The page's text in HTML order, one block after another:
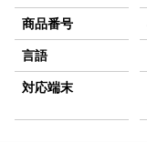
商品番号
言語
対応端末